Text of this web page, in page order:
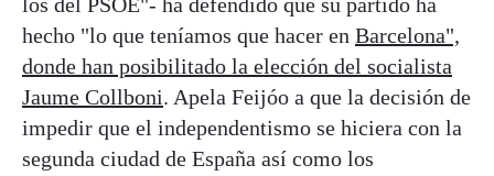
hecho "lo que teníamos que hacer en Barcelona",
donde han posibilitado la elección del socialista
Jaume Collboni. Apela Feijóo a que la decisión de
impedir que el independentismo se hiciera con la
segunda ciudad de España así como los